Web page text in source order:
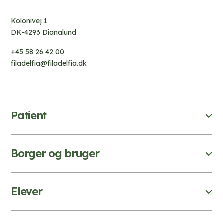
Kolonivej 1
DK-4293 Dianalund
+45 58 26 42 00
filadelfia@filadelfia.dk
Patient
Borger og bruger
Elever